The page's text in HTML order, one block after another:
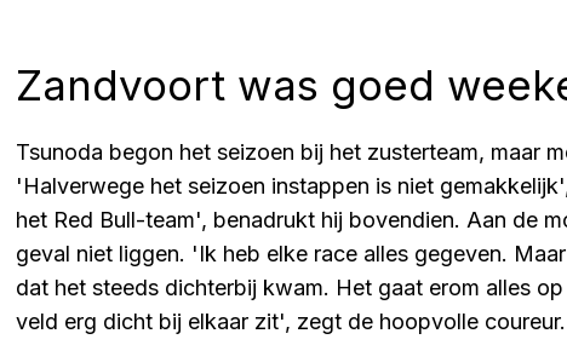
Zandvoort was goed
Tsunoda begon het seizoen bij het zusterteam, maar
'Halverwege het seizoen instappen is niet
het Red Bull-team', benadrukt hij bovendien. Aan de
geval niet liggen. 'Ik heb elke race alles gegeven.
dat het steeds dichterbij kwam. Het gaat erom alles
veld erg dicht bij elkaar zit', zegt de hoopvolle coureur.